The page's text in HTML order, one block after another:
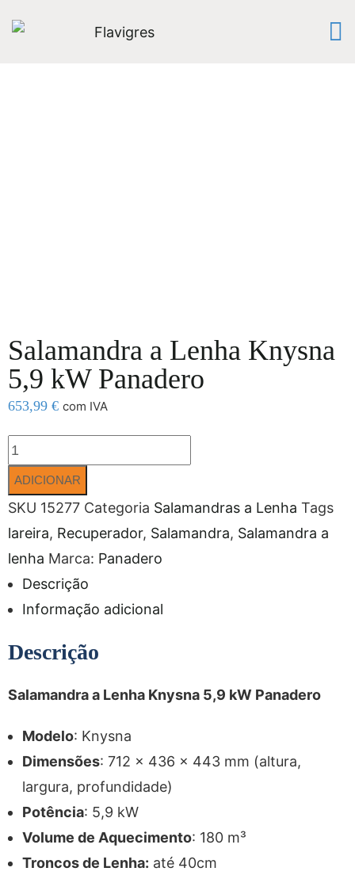
Salamandra a Lenha Knysna
5,9 kW Panadero
653,99 € com IVA
ADICIONAR
SKU 15277 Categoria Salamandras a Lenha Tags
lareira, Recuperador, Salamandra, Salamandra a
lenha Marca: Panadero
Descrição
Informação adicional
Descrição
Salamandra a Lenha Knysna 5,9 kW Panadero
Modelo: Knysna
Dimensões: 712 x 436 x 443 mm (altura,
largura, profundidade)
Potência: 5,9 kW
Volume de Aquecimento: 180 m³
Troncos de Lenha: até 40cm